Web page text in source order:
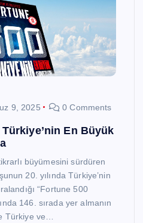
9, 2025 0 Comments
En Büyük
büyümesini sürdüren
20. yılında Türkiye’nin
“Fortune 500
146. sırada yer almanın
Türkiye ve…